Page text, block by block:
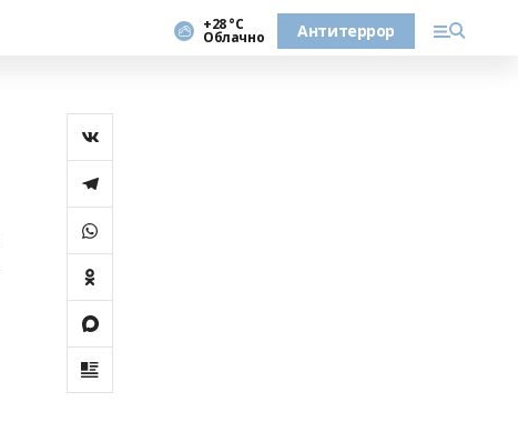
+28 °С
Облачно Антитеррор